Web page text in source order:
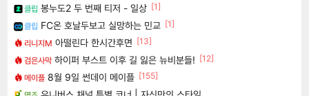
클립 봉누도2 두 번째 티저 - 일상 [1]
클립 FC온 호날두보고 실망하는 민교 [1]
리니지M 아떨린다 한시간후면 [13]
검은사막 하이퍼 부스트 이후 길 잃은 뉴비분들! [12]
메이플 8월 9일 썬데이 메이플 [155]